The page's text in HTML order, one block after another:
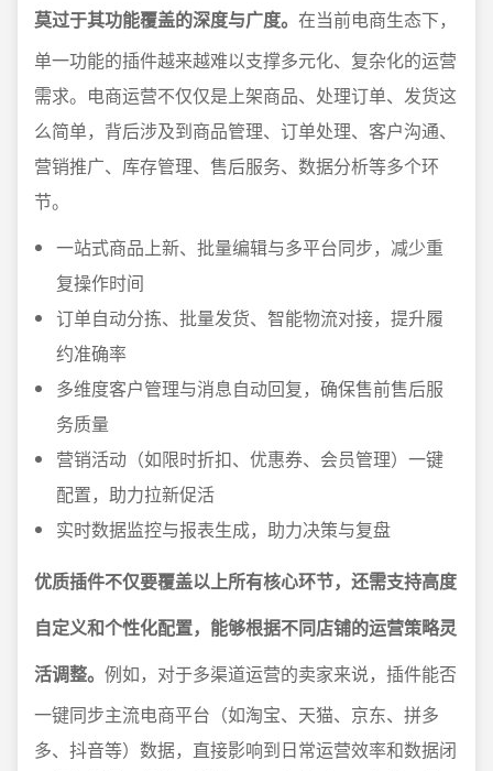
莫过于其功能覆盖的深度与广度。 在当前电商生态下，
单一功能的插件越来越难以支撑多元化、复杂化的运营
需求。电商运营不仅仅是上架商品、处理订单、发货这
么简单，背后涉及到商品管理、订单处理、客户沟通、
营销推广、库存管理、售后服务、数据分析等多个环
节。
一站式商品上新、批量编辑与多平台同步，减少重
复操作时间
订单自动分拣、批量发货、智能物流对接，提升履
约准确率
多维度客户管理与消息自动回复，确保售前售后服
务质量
营销活动（如限时折扣、优惠券、会员管理）一键
配置，助力拉新促活
实时数据监控与报表生成，助力决策与复盘
优质插件不仅要覆盖以上所有核心环节，还需支持高度
自定义和个性化配置，能够根据不同店铺的运营策略灵
活调整。 例如，对于多渠道运营的卖家来说，插件能否
一键同步主流电商平台（如淘宝、天猫、京东、拼多
多、抖音等）数据，直接影响到日常运营效率和数据闭